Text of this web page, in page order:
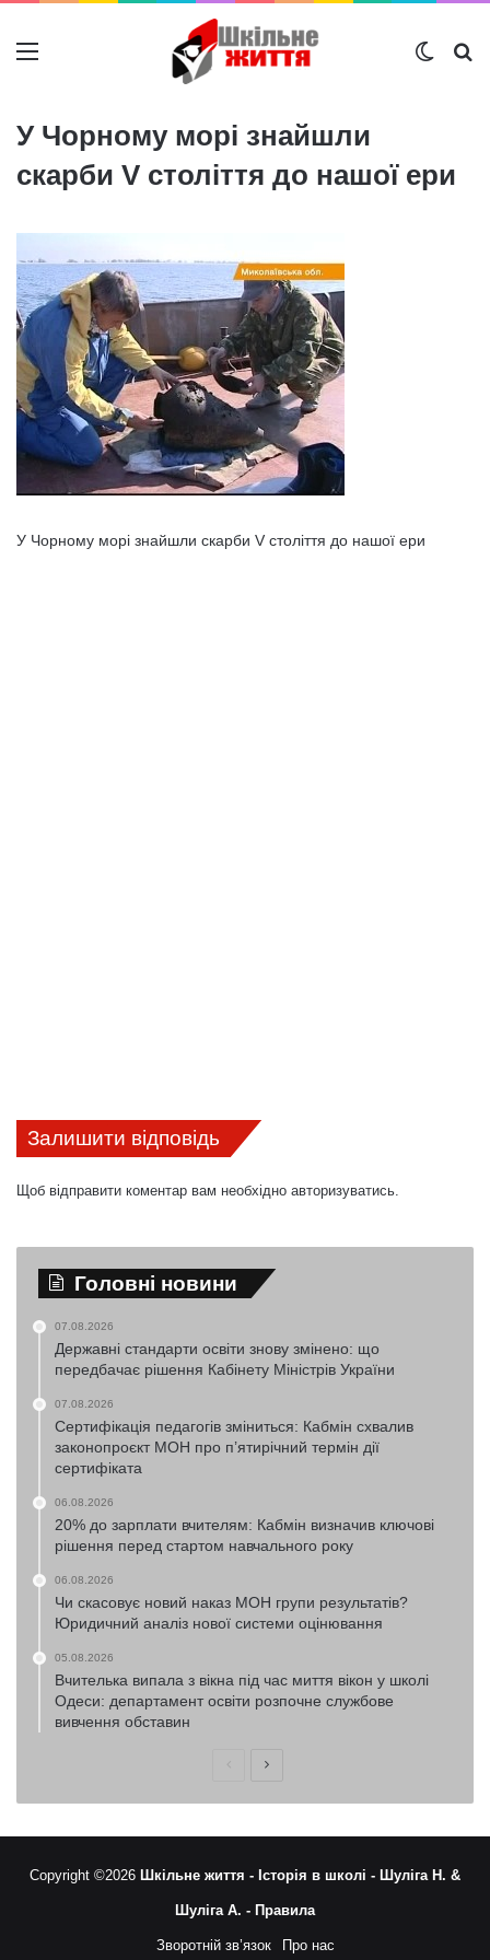
Меню
У Чорному морі знайшли
скарби V століття до нашої ери
У Чорному морі знайшли скарби V століття до нашої ери
Залишити відповідь
Щоб відправити коментар вам необхідно авторизуватись.
Головні новини
07.08.2026
Державні стандарти освіти знову змінено: що
передбачає рішення Кабінету Міністрів України
07.08.2026
Сертифікація педагогів зміниться: Кабмін схвалив
законопроєкт МОН про п’ятирічний термін дії
сертифіката
06.08.2026
20% до зарплати вчителям: Кабмін визначив ключові
рішення перед стартом навчального року
06.08.2026
Чи скасовує новий наказ МОН групи результатів?
Юридичний аналіз нової системи оцінювання
05.08.2026
Вчителька випала з вікна під час миття вікон у школі
Одеси: департамент освіти розпочне службове
вивчення обставин
ПопередняНаступна
Copyright ©2026 Шкільне життя - Історія в школі - Шуліга Н. &
Шуліга А. - Правила
Зворотній зв’язок Про нас